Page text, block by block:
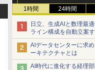
1時間 24時間
日立、生成AIと数理最
ライン構成を自動立案
AIデータセンターに求
ーキテクチャとは
AI時代に進化する経理